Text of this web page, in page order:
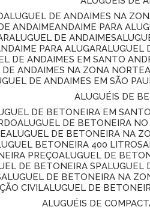
ALUGUEL DE ANDAIMES NA
ANDAIME ANDAIME PARA
ALUGUEL DE ANDAIMES
ANDAIME PARA ALUGAR
DE ANDAIMES EM SANTO
DE ANDAIMES NA ZONA NORTE
DE ANDAIMES EM SÃO
ALUGUÉIS DE
DE BETONEIRA EM
ALUGUEL DE BETONEIRA
ALUGUEL DE BETONEIRA NA
BETONEIRA 400 LITROS
PREÇO ALUGUEL DE
DE BETONEIRA SP
ALUGUEL DE BETONEIRA NA
CIVIL ALUGUEL DE
ALUGUÉIS DE